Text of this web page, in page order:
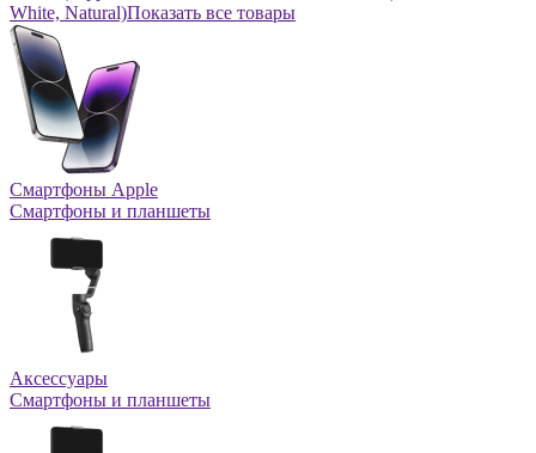
White, Natural)Показать все товары
Смартфоны Apple
Смартфоны и планшеты
Аксессуары
Смартфоны и планшеты